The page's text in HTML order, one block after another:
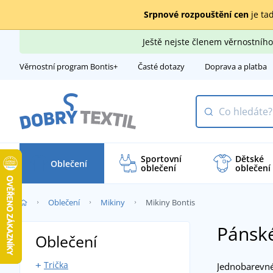
Srpnové rozpouštění cenje
Ještě nejste členem
Věrnostní program Bontis+ Časté dotazy Doprava a platba
Oblečení Sportovní
oblečení
Dětské
oblečení
Oblečení Mikiny Mikiny Bontis
Oblečení
Trička